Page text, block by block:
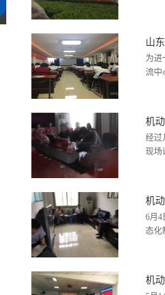
山
为进
流中
机
经过
现场
机
6月4
态化
机